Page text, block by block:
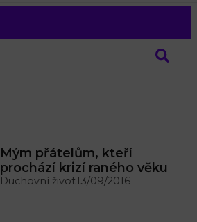
Mým přátelům, kteří
prochází krizí raného věku
Duchovní život13/09/2016